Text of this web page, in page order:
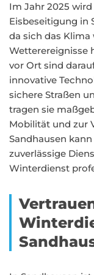
Im Jahr 2025
Eisbeseitigung in
da sich das
Wetterereignisse
vor Ort sind
innovative
sichere Straßen
tragen sie
Mobilität und zur
Sandhausen
zuverlässige
Winterdienst